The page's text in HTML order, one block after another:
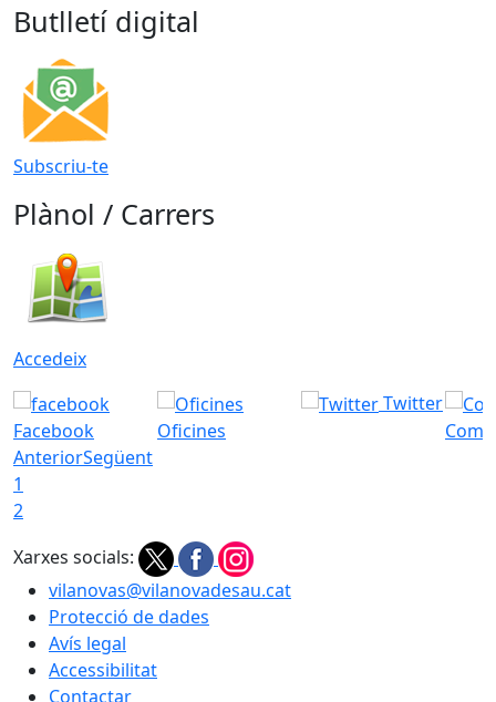
Butlletí digital
Subscriu-te
Plànol / Carrers
Accedeix
Facebook Oficines
Twitter
Com
AnteriorSegüent
1
2
Xarxes socials:
vilanovas@vilanovadesau.cat
Protecció de dades
Avís legal
Accessibilitat
Contactar